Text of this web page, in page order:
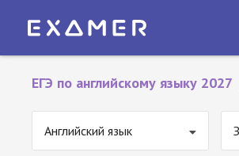
ЕГЭ по английскому языку 2027
Английский язык